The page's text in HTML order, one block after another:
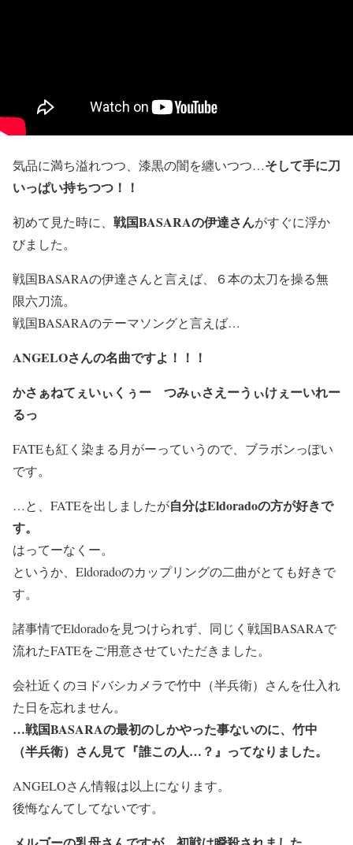
気品に満ち溢れつつ、漆黒の闇を纏いつつ…そして手に刀
いっぱい持ちつつ！！
初めて見た時に、 戦国BASARAの伊達さんがすぐに浮か
びました。
戦国BASARAの伊達さんと言えば、６本の太刀を操る無
限六刀流。
戦国BASARAのテーマソングと言えば…
ANGELOさんの名曲ですよ！！！
かさぁねてぇいぃくぅー つみぃさえーうぃけぇーいれー
るっ
FATEも紅く染まる月がーっていうので、ブラボンっぽい
です。
…と、FATEを出しましたが自分はEldoradoの方が好きで
す。
はってーなくー。
というか、Eldoradoのカップリングの二曲がとても好きで
す。
諸事情でEldoradoを見つけられず、同じく戦国BASARAで
流れたFATEをご用意させていただきました。
会社近くのヨドバシカメラで竹中（半兵衛）さんを仕入れ
た日を忘れません。
…戦国BASARAの最初のしかやった事ないのに、竹中
（半兵衛）さん見て『誰この人…？』ってなりました。
ANGELOさん情報は以上になります。
後悔なんてしてないです。